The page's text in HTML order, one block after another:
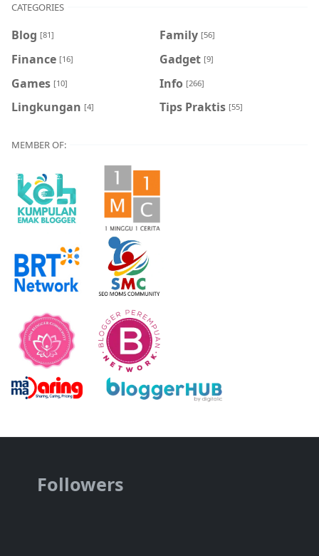
CATEGORIES
Blog [81] Family [56]
Finance [16] Gadget [9]
Games [10] Info [266]
Lingkungan [4] Tips Praktis [55]
MEMBER OF:
Followers